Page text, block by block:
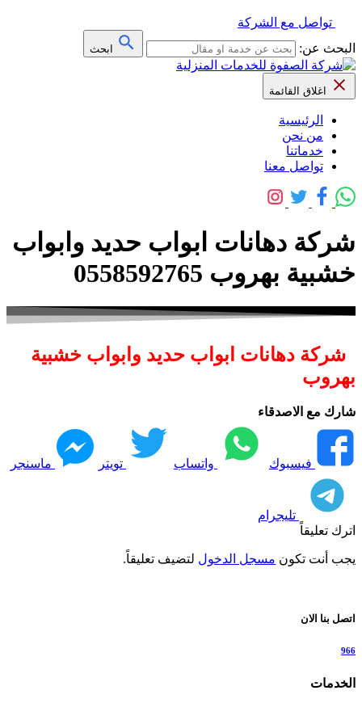
تواصل مع الشركة
البحث عن:
ابحث
اغلاق القائمة
الرئيسية
من نحن
خدماتنا
تواصل معنا
شركة دهانات ابواب حديد وابواب
خشبية بهروب 0558592765
شركة دهانات ابواب حديد وابواب خشبية
بهروب
شارك مع الاصدقاء
فيسبوك واتساب تويتر ماسنجر
تليجرام
اترك تعليقاً
يجب أنت تكون مسجل الدخول لتضيف تعليقاً.
اتصل بنا الان
966
الخدمات